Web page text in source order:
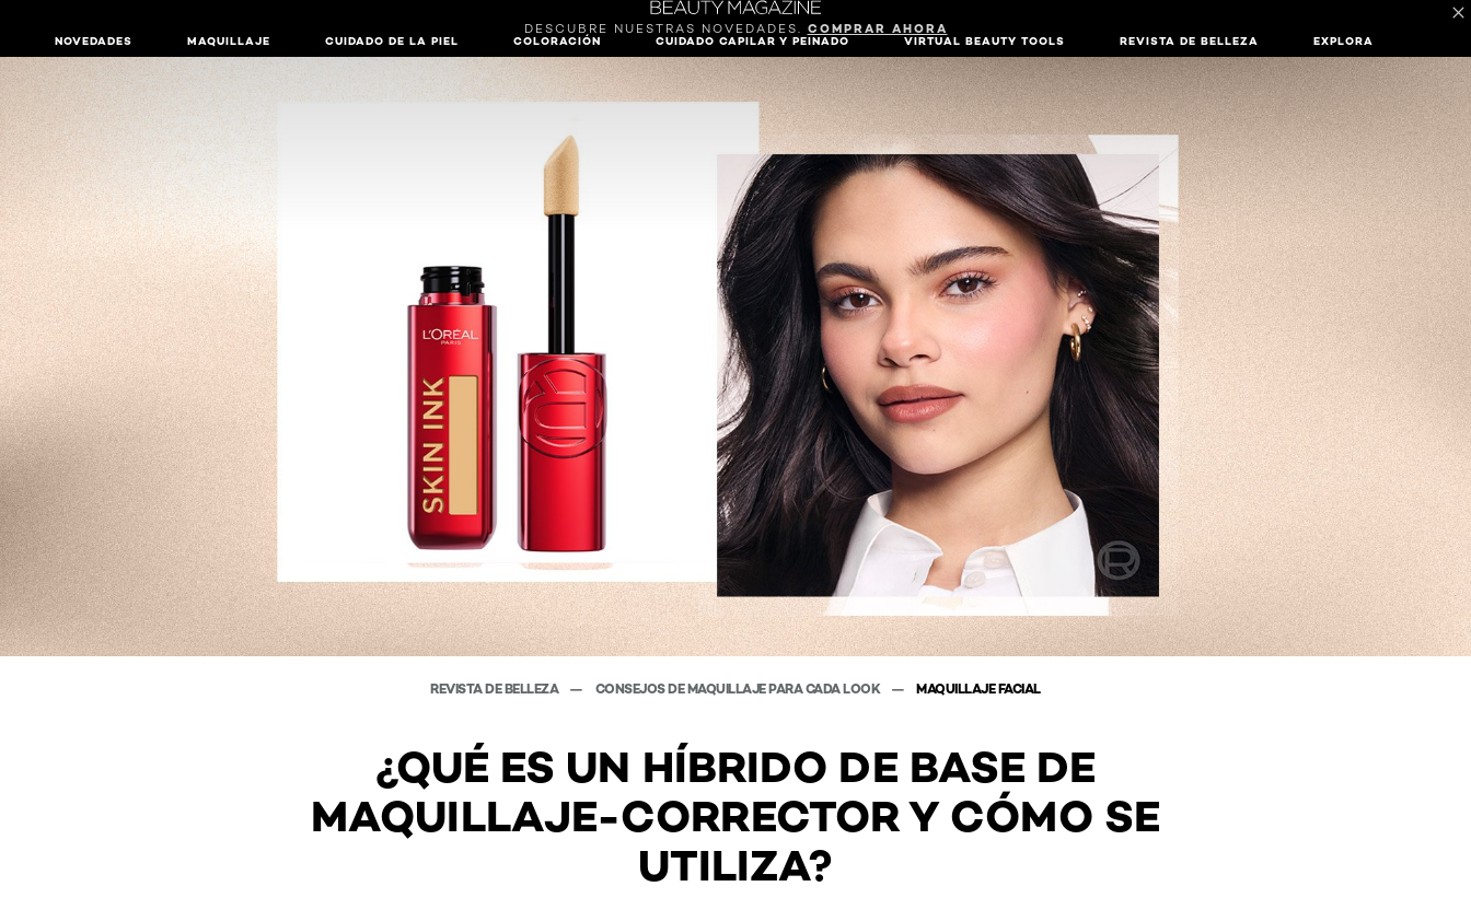
DESCUBRE NUESTRAS NOVEDADES. COMPRAR AHORA
NOVEDADES MAQUILLAJE CUIDADO DE LA PIEL COLORACIÓN CUIDADO CAPILAR Y PEINADO VIRTUAL BEAUTY TOOLS REVISTA DE BELLEZA EXPLORA
REVISTA DE BELLEZA CONSEJOS DE MAQUILLAJE PARA CADA LOOK MAQUILLAJE FACIAL
¿QUÉ ES UN HÍBRIDO DE BASE DE
MAQUILLAJE-CORRECTOR Y CÓMO SE
UTILIZA?